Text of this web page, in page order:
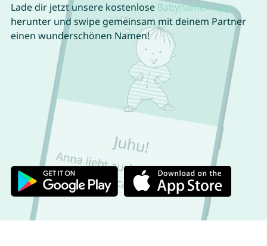
Lade dir jetzt unsere kostenlose Babynamen App
herunter und swipe gemeinsam mit deinem Partner
einen wunderschönen Namen!